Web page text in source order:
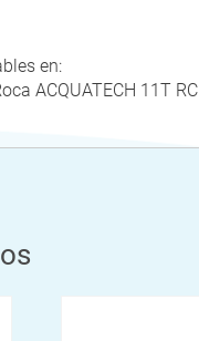
en:
ACQUATECH 11T